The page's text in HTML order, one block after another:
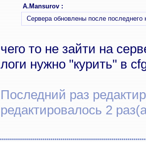
A.Mansurov :
Сервера обновлены после последнего
чего то не зайти на
логи нужно "курить" в
Последний раз
редактировалось 2